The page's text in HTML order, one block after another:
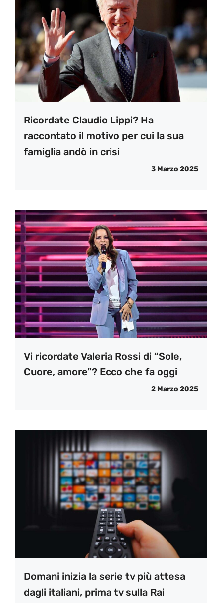
Ricordate Claudio Lippi? Ha
raccontato il motivo per cui la sua
famiglia andò in crisi
3 Marzo 2025
Vi ricordate Valeria Rossi di “Sole,
Cuore, amore”? Ecco che fa oggi
2 Marzo 2025
Domani inizia la serie tv più attesa
dagli italiani, prima tv sulla Rai